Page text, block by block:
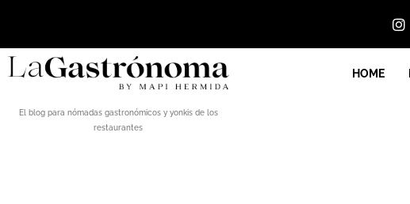
El blog para nómadas gastronómicos y yonkis de los
restaurantes
HOME